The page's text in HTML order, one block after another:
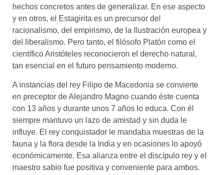
hechos concretos antes de generalizar. En ese aspecto
y en otros, el Estagirita es un precursor del
racionalismo, del empirismo, de la Ilustración europea y
del liberalismo. Pero tanto, el filósofo Platón como el
científico Aristóteles reconocieron el derecho natural,
tan esencial en el futuro pensamiento moderno.
A instancias del rey Filipo de Macedonia se convierte
en preceptor de Alejandro Magno cuando éste cuenta
con 13 años y durante unos 7 años lo educa. Con él
siempre mantuvo un lazo de amistad y sin duda le
influye. El rey conquistador le mandaba muestras de la
fauna y la flora desde la India y en ocasiones lo apoyó
económicamente. Esa alianza entre el discípulo rey y el
maestro sabio fue positiva y conveniente para ambos.